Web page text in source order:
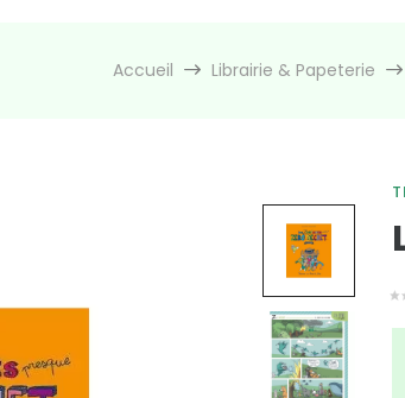
Accueil Librairie & Papeterie